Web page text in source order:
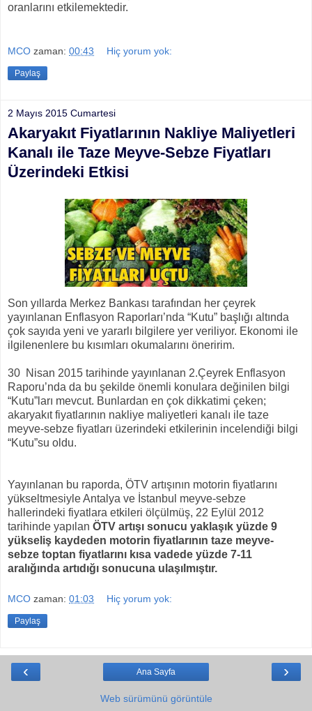
oranlarını etkilemektedir.
MCO zaman: 00:43 Hiç yorum yok:
Paylaş
2 Mayıs 2015 Cumartesi
Akaryakıt Fiyatlarının Nakliye Maliyetleri
Kanalı ile Taze Meyve-Sebze Fiyatları
Üzerindeki Etkisi
Son yıllarda Merkez Bankası tarafından her çeyrek
yayınlanan Enflasyon Raporları’nda “Kutu” başlığı altında
çok sayıda yeni ve yararlı bilgilere yer veriliyor. Ekonomi ile
ilgilenenlere bu kısımları okumalarını öneririm.
30 Nisan 2015 tarihinde yayınlanan 2.Çeyrek Enflasyon
Raporu’nda da bu şekilde önemli konulara değinilen bilgi
“Kutu”ları mevcut. Bunlardan en çok dikkatimi çeken;
akaryakıt fiyatlarının nakliye maliyetleri kanalı ile taze
meyve-sebze fiyatları üzerindeki etkilerinin incelendiği bilgi
“Kutu”su oldu.
Yayınlanan bu raporda, ÖTV artışının motorin fiyatlarını
yükseltmesiyle Antalya ve İstanbul meyve-sebze
hallerindeki fiyatlara etkileri ölçülmüş, 22 Eylül 2012
tarihinde yapılan ÖTV artışı sonucu yaklaşık yüzde 9
yükseliş kaydeden motorin fiyatlarının taze meyve-
sebze toptan fiyatlarını kısa vadede yüzde 7-11
aralığında artıdığı sonucuna ulaşılmıştır.
MCO zaman: 01:03 Hiç yorum yok:
Paylaş
‹ ›
Ana Sayfa
Web sürümünü görüntüle